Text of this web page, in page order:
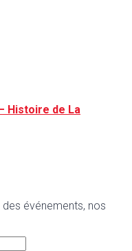
Histoire de La
des événements, nos